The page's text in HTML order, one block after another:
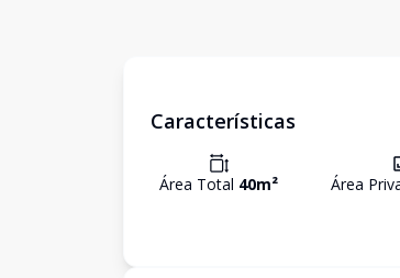
Características
Área Total 40m² Área